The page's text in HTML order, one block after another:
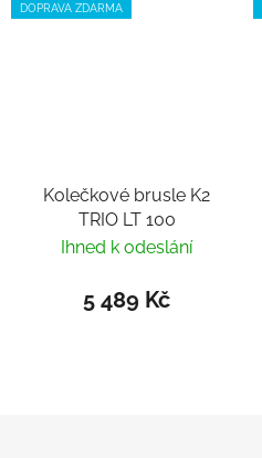
DOPRAVA ZDARMA
Kolečkové brusle K2
TRIO LT 100
Ihned k odeslání
5 489 Kč